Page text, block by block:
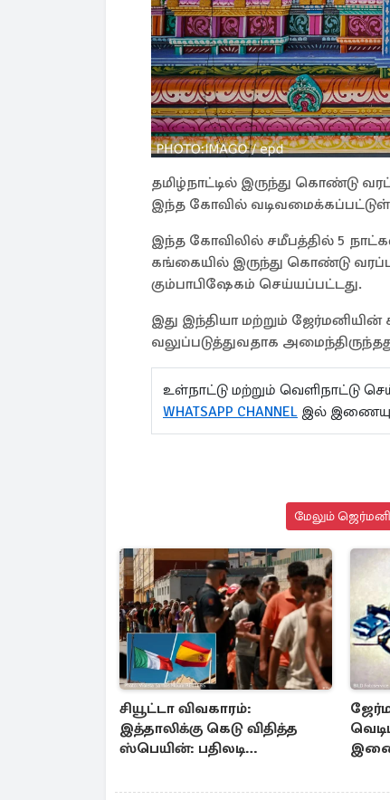
தமிழ்நாட்டில் இருந்து கொண்டு
இந்த கோவில்
இந்த கோவிலில் சமீபத்தில் 5
கங்கையில் இருந்து கொண்டு
கும்பாபிஷேகம் செய்யப்பட்டது.
இது இந்தியா மற்றும்
வலுப்படுத்துவதாக
உள்நாட்டு மற்றும் வெளிநாட்டு
WHATSAPP CHANNEL இல்
மேலும்
சியூட்டா விவகாரம்:
இத்தாலிக்கு கெடு விதித்த
ஸ்பெயின்: பதிலடி